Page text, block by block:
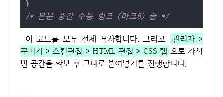
/* 본문 중간 수동 링크 (마크6) 끝 */
이 코드를 모두 전체 복사합니다. 그리고
관리자 >
꾸미기 > 스킨편집 > HTML 편집 > CSS 탭 으로 가서
빈 공간을 확보 후 그대로 붙여넣기를 진행합니다.